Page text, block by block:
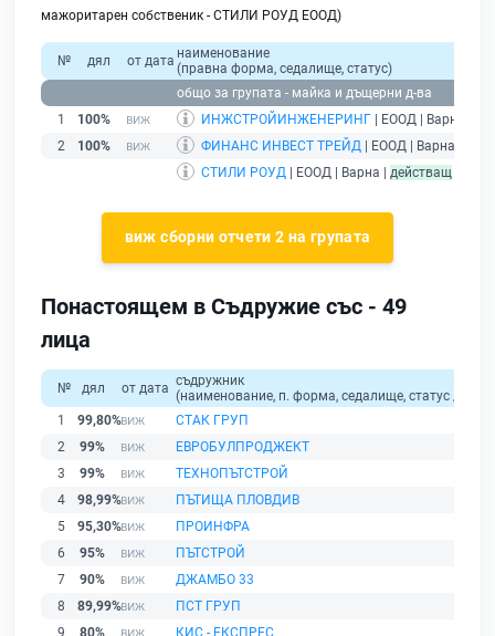
мажоритарен собственик - СТИЛИ РОУД ЕООД)
№ дял от дата наименование
(правна форма, седалище, статус)
общо за групата - майка и дъщерни д-ва
1
100% ИНЖСТРОЙИНЖЕНЕРИНГ | ЕООД | Варна |
2
100% ФИНАНС ИНВЕСТ ТРЕЙД | ЕООД | Варна |
СТИЛИ РОУД | ЕООД | Варна | действащ
виж сборни отчети 2 на групата
Понастоящем в Съдружие със - 49
лица
№ дял от дата съдружник
(наименование, п. форма, седалище, статус /
1
99,80%
СТАК ГРУП
2
99%
ЕВРОБУЛПРОДЖЕКТ
3
99%
ТЕХНОПЪТСТРОЙ
4
98,99%
ПЪТИЩА ПЛОВДИВ
5
95,30%
ПРОИНФРА
6
95%
ПЪТСТРОЙ
7
90%
ДЖАМБО 33
8
89,99%
ПСТ ГРУП
9
80%
КИС - ЕКСПРЕС